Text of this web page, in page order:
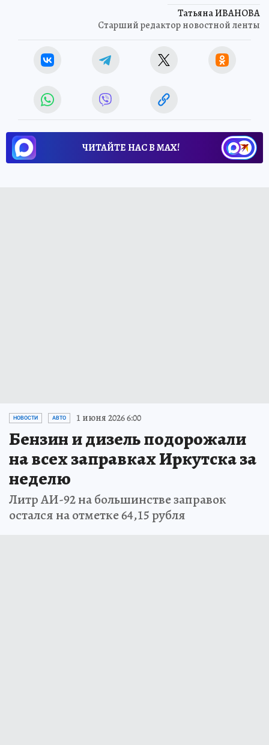
Татьяна ИВАНОВА
Старший редактор новостной ленты
ЧИТАЙТЕ НАС В МАХ!
НОВОСТИ АВТО 1 июня 2026 6:00
Бензин и дизель подорожали
на всех заправках Иркутска за
неделю
Литр АИ-92 на большинстве заправок
остался на отметке 64,15 рубля